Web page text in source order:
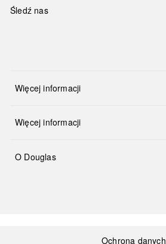
Śledź nas
Więcej informacji
Więcej informacji
O Douglas
Ochrona danych